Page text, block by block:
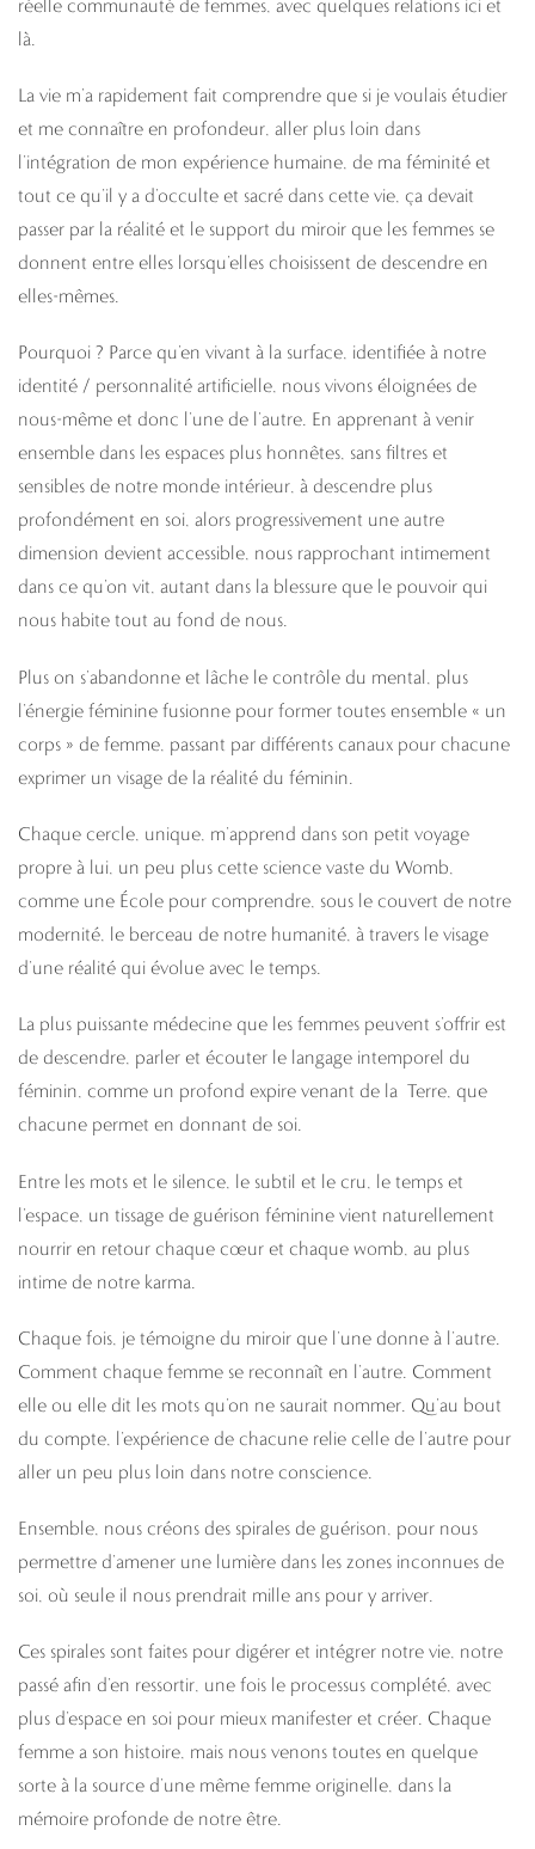
réelle communauté de femmes, avec quelques relations ici et
là.
La vie m’a rapidement fait comprendre que si je voulais étudier
et me connaître en profondeur, aller plus loin dans
l’intégration de mon expérience humaine, de ma féminité et
tout ce qu’il y a d’occulte et sacré dans cette vie, ça devait
passer par la réalité et le support du miroir que les femmes se
donnent entre elles lorsqu’elles choisissent de descendre en
elles-mêmes.
Pourquoi ? Parce qu’en vivant à la surface, identifiée à notre
identité / personnalité artificielle, nous vivons éloignées de
nous-même et donc l’une de l’autre. En apprenant à venir
ensemble dans les espaces plus honnêtes, sans filtres et
sensibles de notre monde intérieur, à descendre plus
profondément en soi, alors progressivement une autre
dimension devient accessible, nous rapprochant intimement
dans ce qu’on vit, autant dans la blessure que le pouvoir qui
nous habite tout au fond de nous.
Plus on s’abandonne et lâche le contrôle du mental, plus
l’énergie féminine fusionne pour former toutes ensemble « un
corps » de femme, passant par différents canaux pour chacune
exprimer un visage de la réalité du féminin.
Chaque cercle, unique, m’apprend dans son petit voyage
propre à lui, un peu plus cette science vaste du Womb,
comme une École pour comprendre, sous le couvert de notre
modernité, le berceau de notre humanité, à travers le visage
d’une réalité qui évolue avec le temps.
La plus puissante médecine que les femmes peuvent s’offrir est
de descendre, parler et écouter le langage intemporel du
féminin, comme un profond expire venant de la Terre, que
chacune permet en donnant de soi.
Entre les mots et le silence, le subtil et le cru, le temps et
l’espace, un tissage de guérison féminine vient naturellement
nourrir en retour chaque cœur et chaque womb, au plus
intime de notre karma.
Chaque fois, je témoigne du miroir que l’une donne à l’autre.
Comment chaque femme se reconnaît en l’autre. Comment
elle ou elle dit les mots qu’on ne saurait nommer. Qu’au bout
du compte, l’expérience de chacune relie celle de l’autre pour
aller un peu plus loin dans notre conscience.
Ensemble, nous créons des spirales de guérison, pour nous
permettre d’amener une lumière dans les zones inconnues de
soi, où seule il nous prendrait mille ans pour y arriver.
Ces spirales sont faites pour digérer et intégrer notre vie, notre
passé afin d’en ressortir, une fois le processus complété, avec
plus d’espace en soi pour mieux manifester et créer. Chaque
femme a son histoire, mais nous venons toutes en quelque
sorte à la source d’une même femme originelle, dans la
mémoire profonde de notre être.